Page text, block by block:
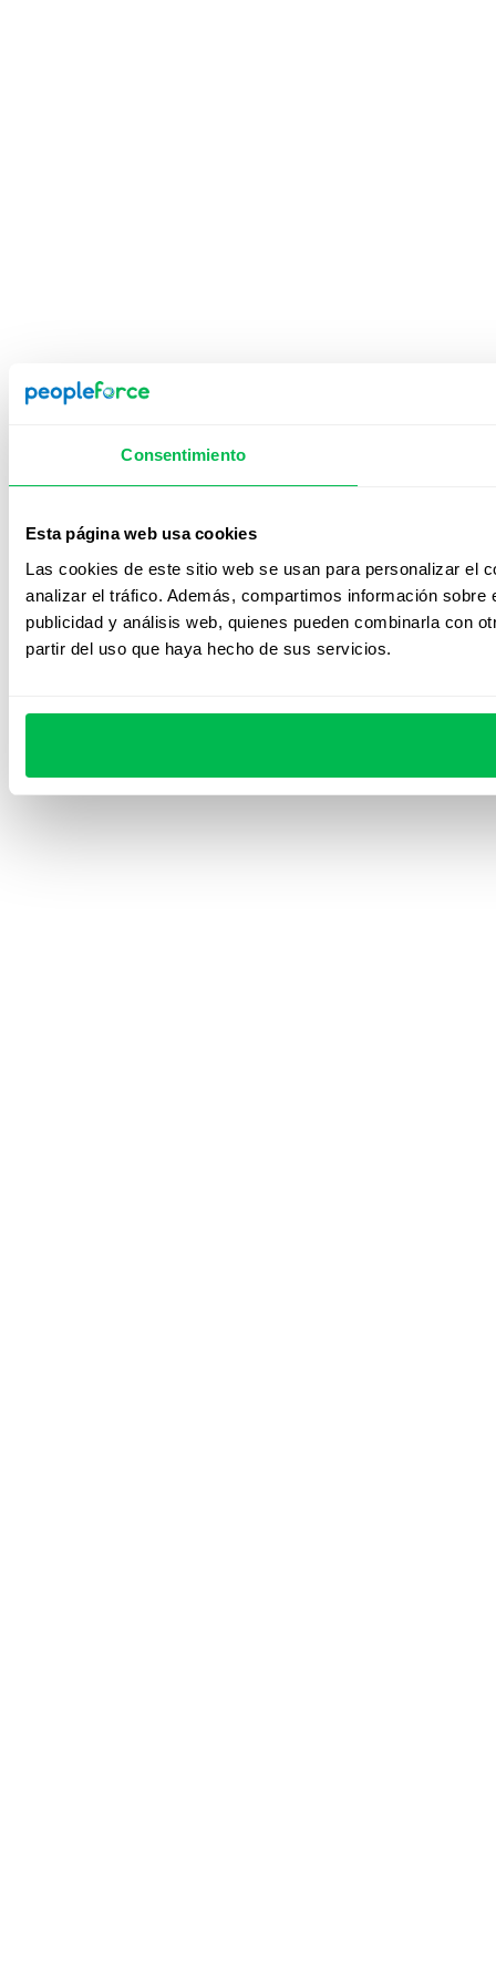
Consentimiento
Esta página web usa cookies
Las cookies de este sitio web se usan para personalizar el
analizar el tráfico. Además, compartimos información
publicidad y análisis web, quienes pueden combinarla con
partir del uso que haya hecho de sus servicios.